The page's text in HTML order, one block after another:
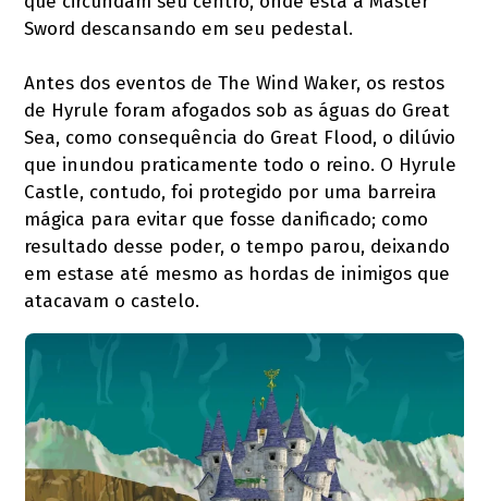
Sword descansando em seu pedestal.
Antes dos eventos de The Wind Waker, os restos
de Hyrule foram afogados sob as águas do Great
Sea, como consequência do Great Flood, o dilúvio
que inundou praticamente todo o reino. O Hyrule
Castle, contudo, foi protegido por uma barreira
mágica para evitar que fosse danificado; como
resultado desse poder, o tempo parou, deixando
em estase até mesmo as hordas de inimigos que
atacavam o castelo.